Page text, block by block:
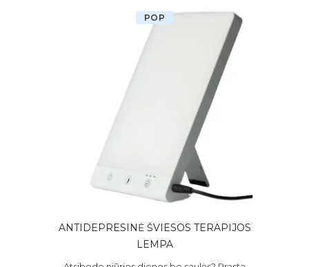
POP
ANTIDEPRESINĖ ŠVIESOS TERAPIJOS
LEMPA